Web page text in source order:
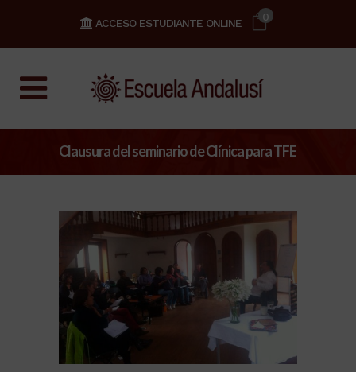
0
ACCESO ESTUDIANTE ONLINE
Clausura del seminario de Clínica para TFE